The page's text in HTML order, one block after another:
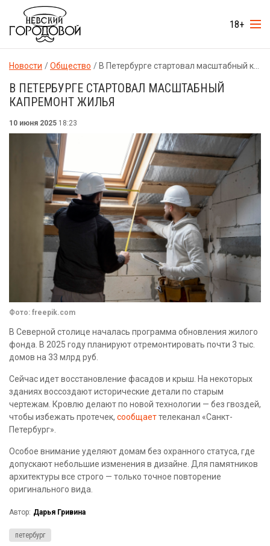
18+
Новости Общество В Петербурге стартовал масштабный капремонт жилья
В ПЕТЕРБУРГЕ СТАРТОВАЛ МАСШТАБНЫЙ
КАПРЕМОНТ ЖИЛЬЯ
10 июня 2025 18:23
Фото: freepik.com
В Северной столице началась программа обновления жилого
фонда. В 2025 году планируют отремонтировать почти 3 тыс.
домов на 33 млрд руб.
Сейчас идет восстановление фасадов и крыш. На некоторых
зданиях воссоздают исторические детали по старым
чертежам. Кровлю делают по новой технологии — без гвоздей,
чтобы избежать протечек, сообщаеттелеканал «Санкт-
Петербург».
Особое внимание уделяют домам без охранного статуса, где
допускают небольшие изменения в дизайне. Для памятников
архитектуры все строго — только точное повторение
оригинального вида.
Автор: Дарья Гривина
петербург